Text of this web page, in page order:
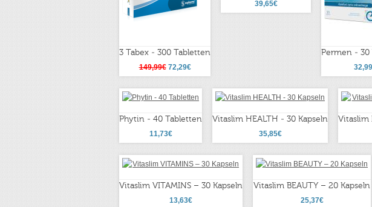
3 Tabex - 300 Tabletten
149,99€ 72,29€
39,65€
Permen -
Phytin - 40 Tabletten
11,73€
Vitaslim HEALTH - 30 Kapseln
35,85€
Vitaslim
Vitaslim VITAMINS – 30 Kapseln
13,63€
Vitaslim BEAUTY – 20 Kapseln
25,37€